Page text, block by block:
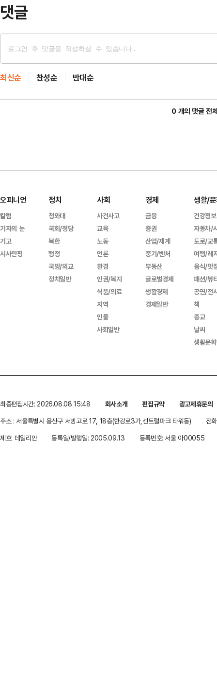
댓글
최신순 찬성순 반대순
0 개의 댓글 전
오피니언
칼럼
기자의 눈
기고
시사만평
정치
청와대
국회/정당
북한
행정
국방/외교
정치일반
사회
사건사고
교육
노동
언론
환경
인권/복지
식품/의료
지역
인물
사회일반
경제
금융
증권
산업/재계
중기/벤처
부동산
글로벌경제
생활경제
경제일반
생활/
건강정보
자동차/
도로/교
여행/레
음식/맛
패션/뷰
공연/전
책
종교
날씨
생활문
최종편집시간: 2026.08.08 15:48 회사소개 편집규약
광고제휴문의
주소 : 서울특별시 용산구 서빙고로 17, 18층(한강로3가,센트럴파크 타워동)
전
제호: 데일리안
등록일/발행일: 2005.09.13 등록번호: 서울 아00055